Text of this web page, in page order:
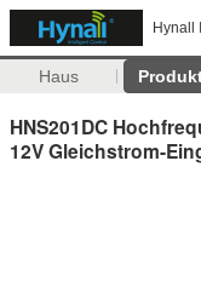
Hynall
Haus
HNS201DC
12V Gleichstrom-